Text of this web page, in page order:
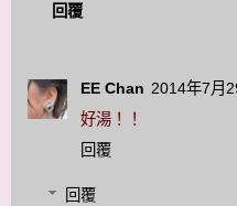
回覆
EE Chan 2014年7月
好湯！！
回覆
回覆